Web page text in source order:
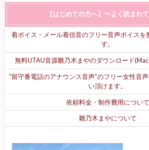
【はじめての方へ】〜よく読まれ
着ボイス・メール着信音のフリー音声ボイスを
す。
無料UTAU音源雛乃木まやのダウンロード
“留守番電話のアナウンス音声”のフリー女性音
い頂けます。
依頼料金・制作費用について
雛乃木まやについて